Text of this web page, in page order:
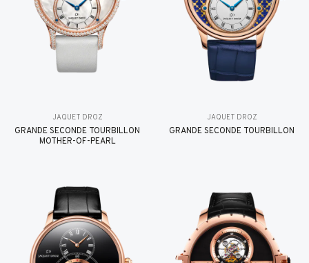
JAQUET DROZ
GRANDE SECONDE TOURBILLON
MOTHER-OF-PEARL
JAQUET DROZ
GRANDE SECONDE TOURBILLON